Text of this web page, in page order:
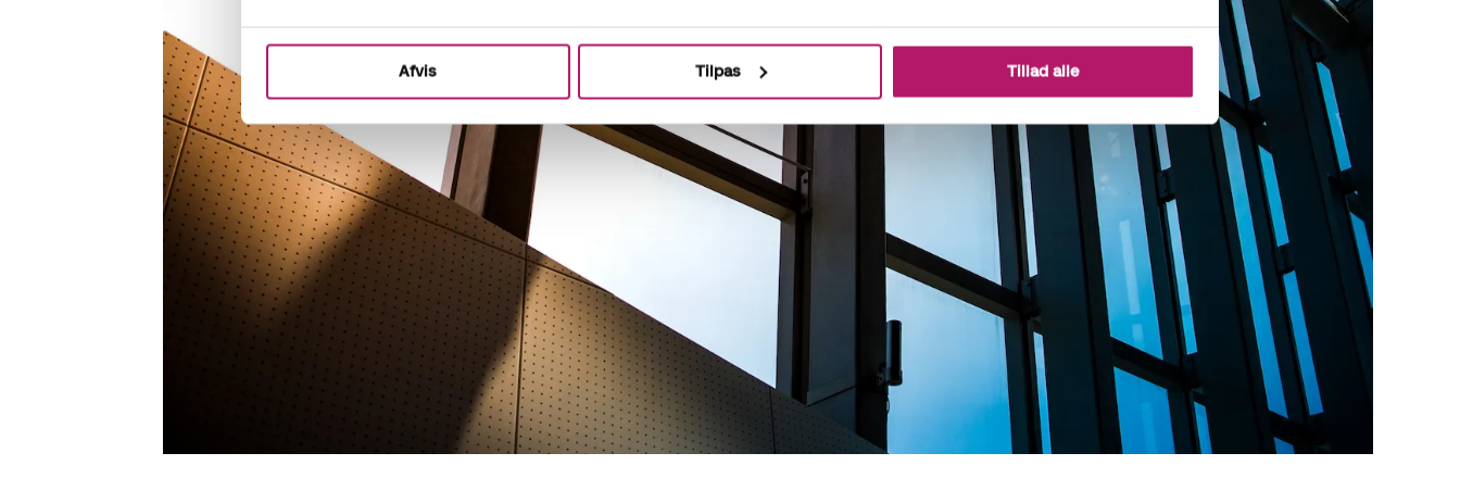
Afvis Tilpas Tillad alle